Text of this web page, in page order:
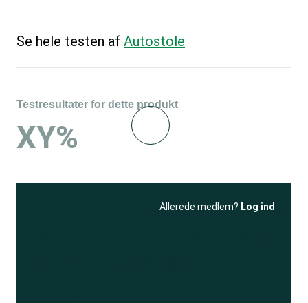
Se hele testen af Autostole
Testresultater for dette produkt
XY%
Allerede medlem? Log ind